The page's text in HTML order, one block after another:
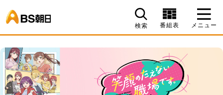
検索 番組表 メニュー